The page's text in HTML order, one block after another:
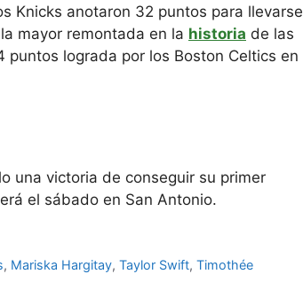
Knicks anotaron 32 puntos para llevarse
mayor remontada en la historia de las
lograda por los Boston Celtics en
una victoria de conseguir su primer
el sábado en San Antonio.
, Mariska Hargitay,Taylor Swift,Timothée